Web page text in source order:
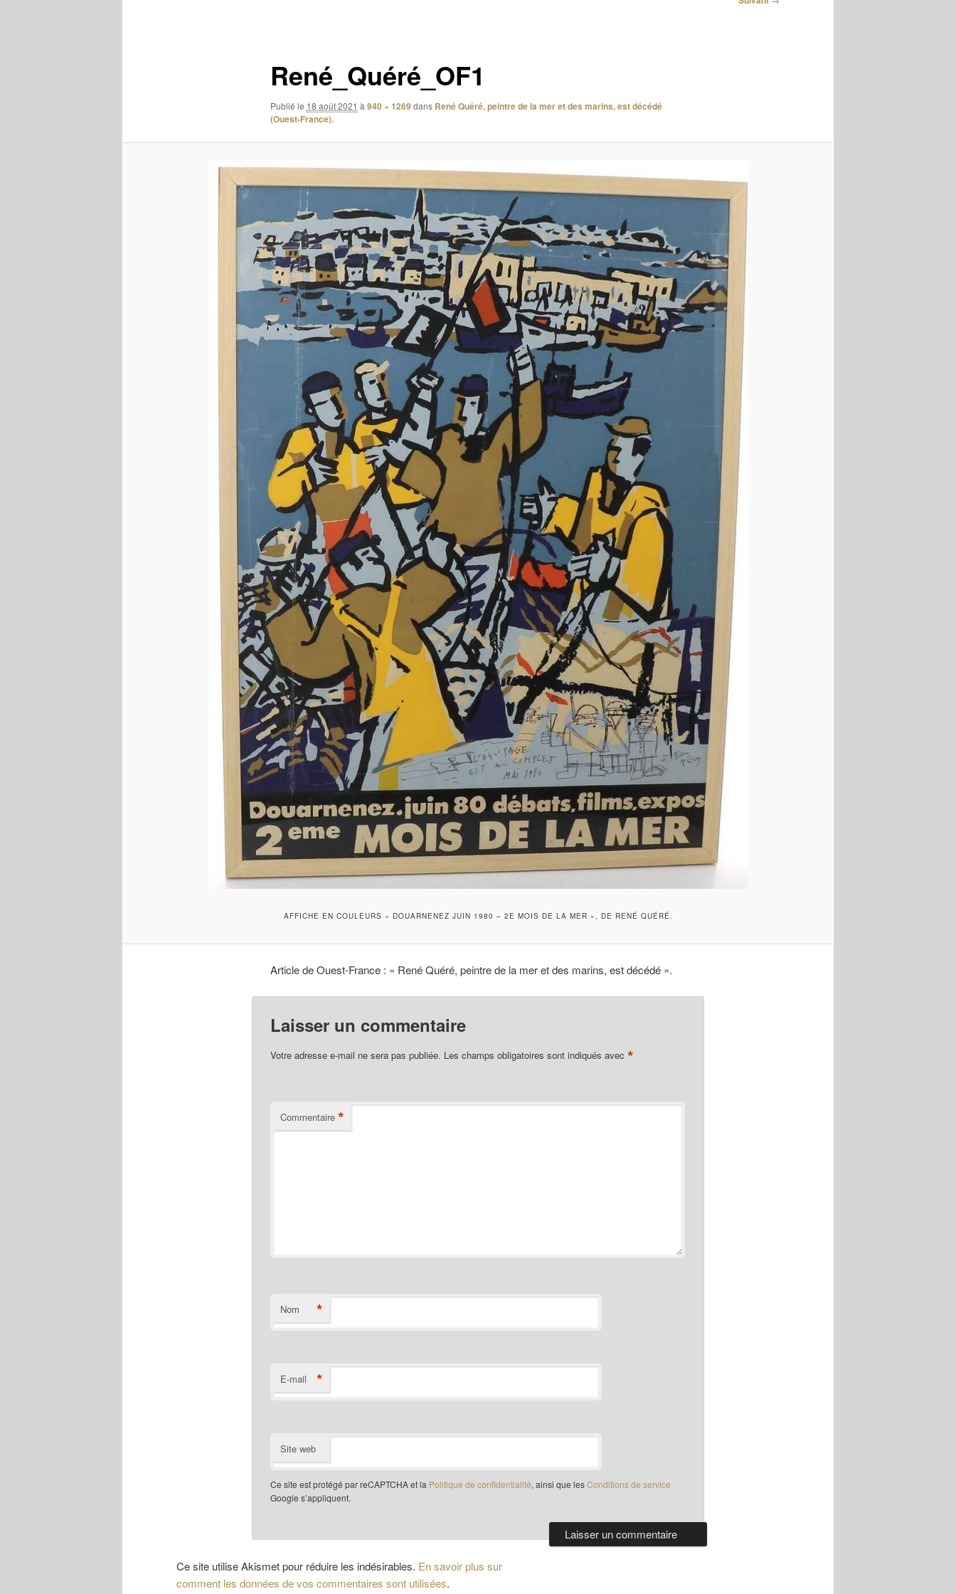
René_Quéré_OF1
Publié le 18 août 2021 à 940 × 1269dans René Quéré, peintre de la mer et des marins, est décédé
(Ouest-France).
AFFICHE EN COULEURS « DOUARNENEZ JUIN 1980 – 2E MOIS DE LA MER », DE RENÉ QUÉRÉ.
Article de Ouest-France : « René Quéré, peintre de la mer et des marins, est décédé ».
Laisser un commentaire
Votre adresse e-mail ne sera pas publiée. Les champs obligatoires sont indiqués avec *
Commentaire *
Nom *
E-mail *
Site web
Ce site est protégé par reCAPTCHA et la Politique de confidentialité, ainsi que lesConditions de service
Google s’appliquent.
Ce site utilise Akismet pour réduire les indésirables. En savoir plus sur
comment les données de vos commentaires sont utilisées.